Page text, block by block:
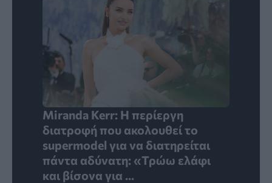
Miranda Kerr: Η περίεργη
διατροφή που ακολουθεί το
supermodel για να διατηρείται
πάντα αδύνατη: «Τρώω ελάφι
και βίσονα για ...